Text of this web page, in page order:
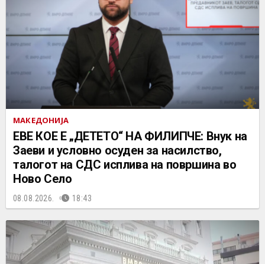
МАКЕДОНИЈА
ЕВЕ КОЕ Е „ДЕТЕТО“ НА ФИЛИПЧЕ: Внук на
Заеви и условно осуден за насилство,
талогот на СДС исплива на површина во
Ново Село
08.08.2026. 18:43